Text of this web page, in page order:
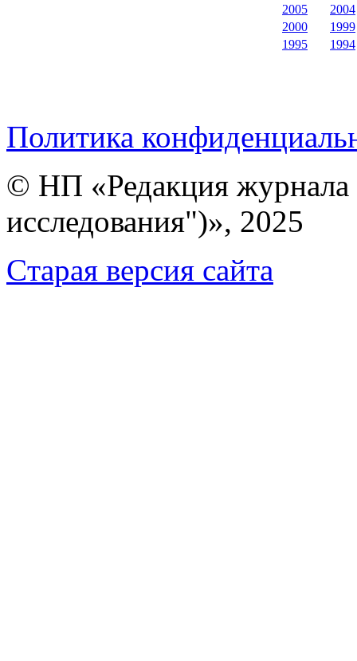
2005
2004
2000
1999
1995
1994
Политика
© НП «Редакция
исследования")», 2025
Cтарая версия сайта